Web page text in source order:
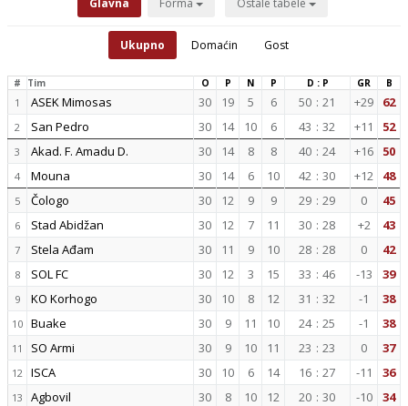
Glavna Forma Ostale tabele
Ukupno Domaćin Gost
# Tim O P N P D : P GR B
1 ASEK Mimosas 30 19 5 6 50 : 21 +29 62
2 San Pedro 30 14 10 6 43 : 32 +11 52
3 Akad. F. Amadu D. 30 14 8 8 40 : 24 +16 50
4 Mouna 30 14 6 10 42 : 30 +12 48
5 Čologo 30 12 9 9 29 : 29 0 45
6 Stad Abidžan 30 12 7 11 30 : 28 +2 43
7 Stela Ađam 30 11 9 10 28 : 28 0 42
8 SOL FC 30 12 3 15 33 : 46 -13 39
9 KO Korhogo 30 10 8 12 31 : 32 -1 38
10 Buake 30 9 11 10 24 : 25 -1 38
11 SO Armi 30 9 10 11 23 : 23 0 37
12 ISCA 30 10 6 14 16 : 27 -11 36
13 Agbovil 30 8 10 12 20 : 30 -10 34